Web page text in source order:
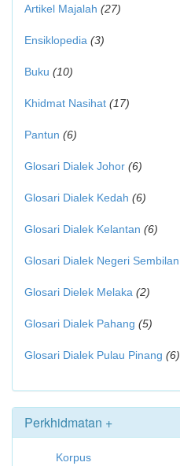
Artikel Majalah (27)
Ensiklopedia (3)
Buku (10)
Khidmat Nasihat (17)
Pantun (6)
Glosari Dialek Johor (6)
Glosari Dialek Kedah (6)
Glosari Dialek Kelantan (6)
Glosari Dialek Negeri Sembilan
Glosari Dielek Melaka (2)
Glosari Dialek Pahang (5)
Glosari Dialek Pulau Pinang (6)
Perkhidmatan +
Korpus